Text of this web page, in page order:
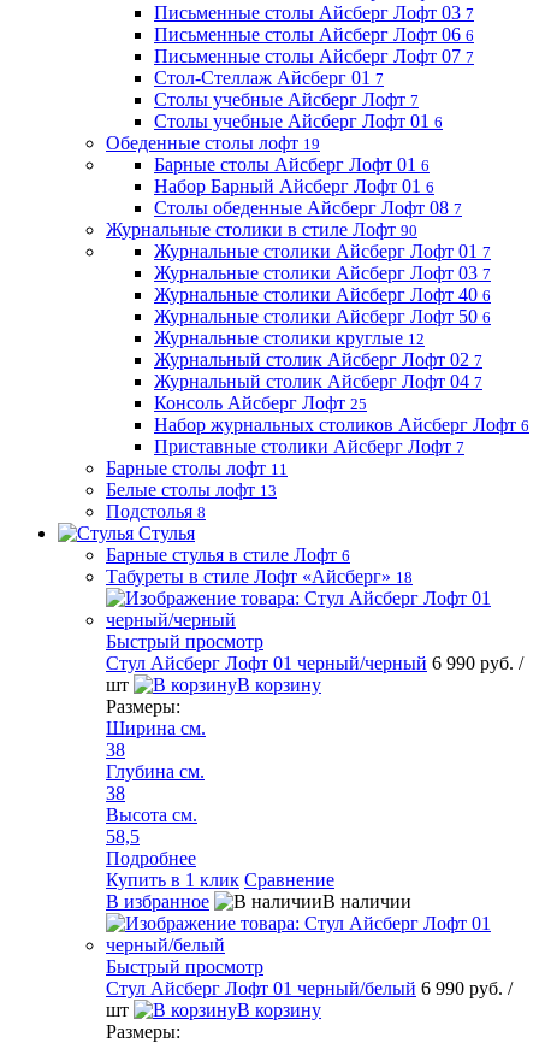
Письменные столы Айсберг Лофт 03 7
Письменные столы Айсберг Лофт 06 6
Письменные столы Айсберг Лофт 07 7
Стол-Стеллаж Айсберг 01 7
Столы учебные Айсберг Лофт 7
Столы учебные Айсберг Лофт 01 6
Обеденные столы лофт 19
Барные столы Айсберг Лофт 01 6
Набор Барный Айсберг Лофт 01 6
Столы обеденные Айсберг Лофт 08 7
Журнальные столики в стиле Лофт 90
Журнальные столики Айсберг Лофт 01 7
Журнальные столики Айсберг Лофт 03 7
Журнальные столики Айсберг Лофт 40 6
Журнальные столики Айсберг Лофт 50 6
Журнальные столики круглые 12
Журнальный столик Айсберг Лофт 02 7
Журнальный столик Айсберг Лофт 04 7
Консоль Айсберг Лофт 25
Набор журнальных столиков Айсберг Лофт 6
Приставные столики Айсберг Лофт 7
Барные столы лофт 11
Белые столы лофт 13
Подстолья 8
Стулья
Барные стулья в стиле Лофт 6
Табуреты в стиле Лофт «Айсберг» 18
Быстрый просмотр
Стул Айсберг Лофт 01 черный/черный 6 990 руб. /
шт
В корзину
Размеры:
Ширина см.
38
Глубина см.
38
Высота см.
58,5
Подробнее
Купить в 1 клик Сравнение
В избранное
В наличии
Быстрый просмотр
Стул Айсберг Лофт 01 черный/белый 6 990 руб. /
шт
В корзину
Размеры: